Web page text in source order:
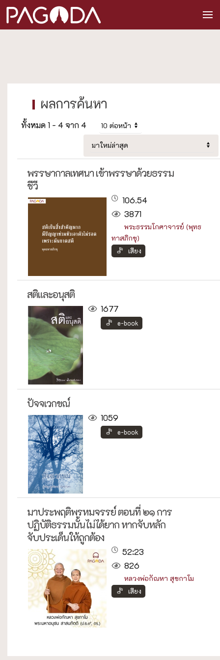
ทั้งหมด 1 - 4 จาก 4
พรรษากาลเทศนา เข้าพรรษาด้วยธรรม
ชีวี
106.54
3871
พระธรรมโกศาจารย์ (พุทธ
ทาสภิกขุ)
เสียง
สติและอนุสติ
1677
e-book
ปัจจเวกขณ์
1059
e-book
มาประพฤติพรหมจรรย์ ตอนที่ ๒๑ การ
ปฏิบัติธรรมนั้นไม่ได้ยาก หากจับหลัก
จับประเด็นให้ถูกต้อง
52:23
826
หลวงพ่อกัณหา สุขกาโม
เสียง